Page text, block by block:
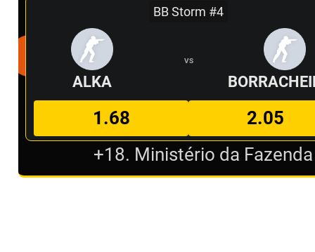
BB Storm #4
ALKA
VS
1.68
2.05
+18. Ministério da